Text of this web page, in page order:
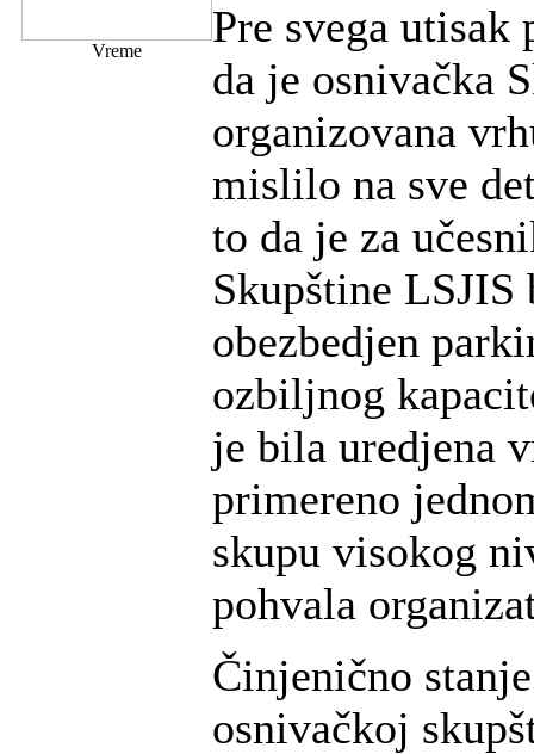
Vreme
Pre svega utisak
da je osnivačka
organizovana
mislilo na sve
to da je za
Skupštine LSJIS
obezbedjen
ozbiljnog
je bila uredjena
primereno
skupu visokog
pohvala
Činjenično
osnivačkoj